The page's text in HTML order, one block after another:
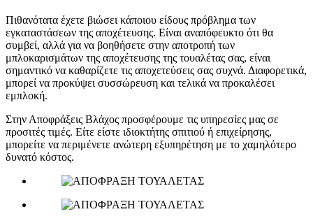
Πιθανότατα έχετε βιώσει κάποιου είδους πρόβλημα των
εγκαταστάσεων της αποχέτευσης. Είναι αναπόφευκτο ότι θα
συμβεί, αλλά για να βοηθήσετε στην αποτροπή των
μπλοκαρισμάτων της αποχέτευσης της τουαλέτας σας, είναι
σημαντικό να καθαρίζετε τις αποχετεύσεις σας συχνά. Διαφορετικά,
μπορεί να προκύψει συσσώρευση και τελικά να προκαλέσει
εμπλοκή.
Στην Αποφράξεις Βλάχος προσφέρουμε τις υπηρεσίες μας σε
προσιτές τιμές. Είτε είστε ιδιοκτήτης σπιτιού ή επιχείρησης,
μπορείτε να περιμένετε ανώτερη εξυπηρέτηση με το χαμηλότερο
δυνατό κόστος.